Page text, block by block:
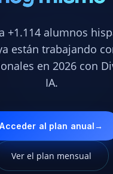
+1.114 alumnos
están trabajando
en 2026 con
IA.
Acceder al plan anual→
Ver el plan mensual